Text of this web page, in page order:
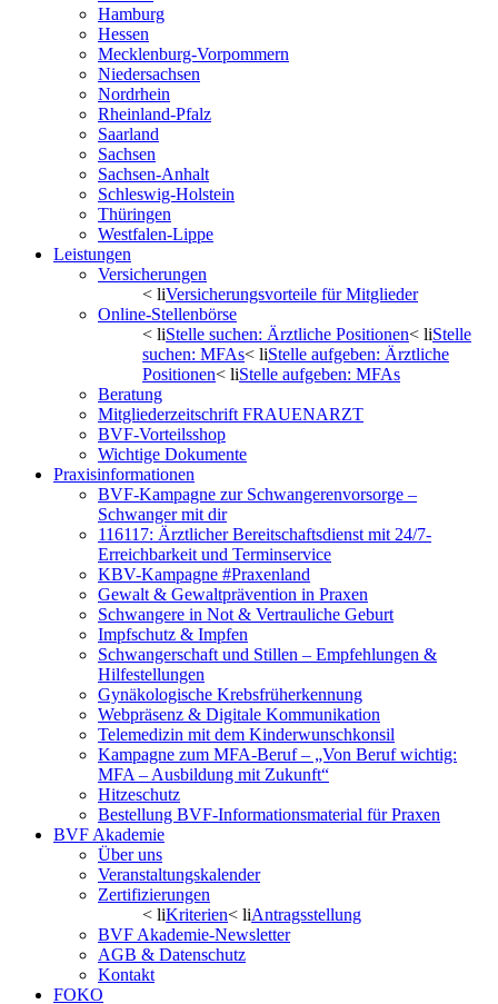
Hamburg
Hessen
Mecklenburg-Vorpommern
Niedersachsen
Nordrhein
Rheinland-Pfalz
Saarland
Sachsen
Sachsen-Anhalt
Schleswig-Holstein
Thüringen
Westfalen-Lippe
Leistungen
Versicherungen
< liVersicherungsvorteile für Mitglieder
Online-Stellenbörse
< liStelle suchen: Ärztliche Positionen< liStelle
suchen: MFAs< liStelle aufgeben: Ärztliche
Positionen< liStelle aufgeben: MFAs
Beratung
Mitgliederzeitschrift FRAUENARZT
BVF-Vorteilsshop
Wichtige Dokumente
Praxisinformationen
BVF-Kampagne zur Schwangerenvorsorge –
Schwanger mit dir
116117: Ärztlicher Bereitschaftsdienst mit 24/7-
Erreichbarkeit und Terminservice
KBV-Kampagne #Praxenland
Gewalt & Gewaltprävention in Praxen
Schwangere in Not & Vertrauliche Geburt
Impfschutz & Impfen
Schwangerschaft und Stillen – Empfehlungen &
Hilfestellungen
Gynäkologische Krebsfrüherkennung
Webpräsenz & Digitale Kommunikation
Telemedizin mit dem Kinderwunschkonsil
Kampagne zum MFA-Beruf – „Von Beruf wichtig:
MFA – Ausbildung mit Zukunft“
Hitzeschutz
Bestellung BVF-Informationsmaterial für Praxen
BVF Akademie
Über uns
Veranstaltungskalender
Zertifizierungen
< liKriterien< liAntragsstellung
BVF Akademie-Newsletter
AGB & Datenschutz
Kontakt
FOKO